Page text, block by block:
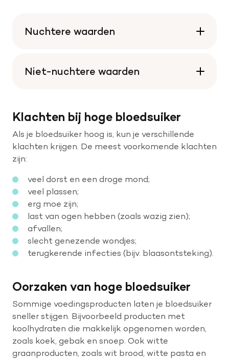
Nuchtere waarden
Niet-nuchtere waarden
Klachten bij hoge bloedsuiker
Als je bloedsuiker hoog is, kun je verschillende
klachten krijgen. De meest voorkomende klachten
zijn:
veel dorst en een droge mond;​
veel plassen​;
erg moe zijn​;
last van ogen hebben (zoals wazig zien)​;
afvallen​;
slecht genezende wondjes​;
terugkerende infecties (bijv. blaasontsteking).
Oorzaken van hoge bloedsuiker
Sommige voedingsproducten laten je bloedsuiker
sneller stijgen. Bijvoorbeeld producten met
koolhydraten die makkelijk opgenomen worden,
zoals koek, gebak en snoep. Ook witte
graanproducten, zoals wit brood, witte pasta en